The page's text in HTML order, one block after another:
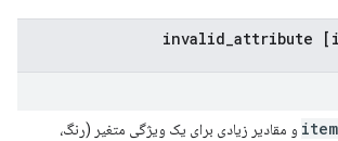
item و مقادیر زیادی برای یک ویژگی متغیر (رنگ، ​​